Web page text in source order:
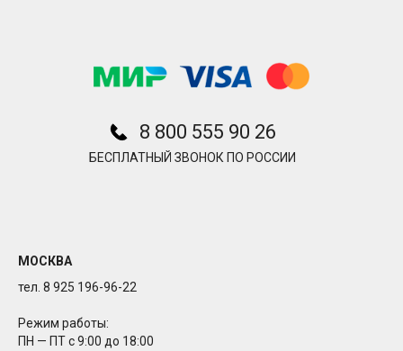
8 800 555 90 26
БЕСПЛАТНЫЙ ЗВОНОК ПО РОССИИ
МОСКВА
тел. 8 925 196-96-22
Режим работы:
ПН — ПТ с 9:00 до 18:00